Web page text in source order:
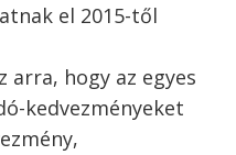
el 2015-től
arra, hogy az egyes
kedvezményeket